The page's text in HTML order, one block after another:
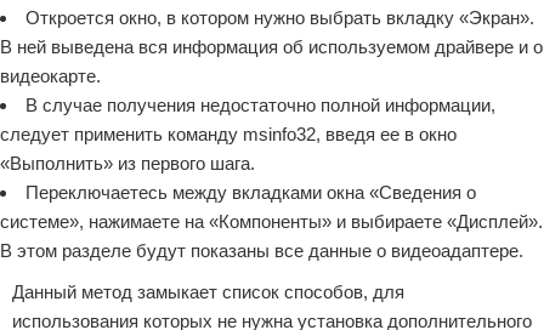
Откроется окно, в котором нужно выбрать вкладку «Экран».
В ней выведена вся информация об используемом драйвере и о
видеокарте.
В случае получения недостаточно полной информации,
следует применить команду msinfo32, введя ее в окно
«Выполнить» из первого шага.
Переключаетесь между вкладками окна «Сведения о
системе», нажимаете на «Компоненты» и выбираете «Дисплей».
В этом разделе будут показаны все данные о видеоадаптере.
Данный метод замыкает список способов, для
использования которых не нужна установка дополнительного